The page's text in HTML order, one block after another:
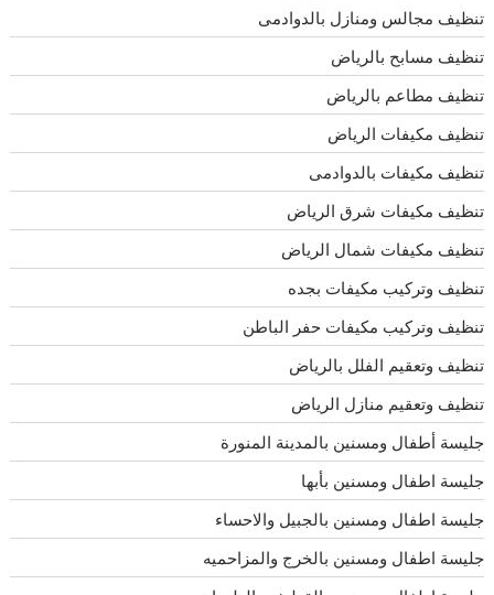
تنظيف مجالس ومنازل بالدوادمى
تنظيف مسابح بالرياض
تنظيف مطاعم بالرياض
تنظيف مكيفات الرياض
تنظيف مكيفات بالدوادمى
تنظيف مكيفات شرق الرياض
تنظيف مكيفات شمال الرياض
تنظيف وتركيب مكيفات بجده
تنظيف وتركيب مكيفات حفر الباطن
تنظيف وتعقيم الفلل بالرياض
تنظيف وتعقيم منازل الرياض
جليسة أطفال ومسنين بالمدينة المنورة
جليسة اطفال ومسنين بأبها
جليسة اطفال ومسنين بالجبيل والاحساء
جليسة اطفال ومسنين بالخرج والمزاحميه